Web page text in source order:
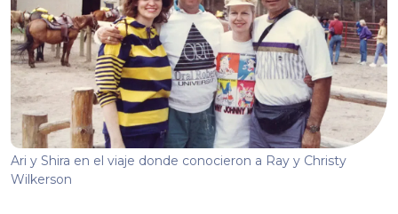
Ari y Shira en el viaje donde conocieron a Ray y Christy
Wilkerson